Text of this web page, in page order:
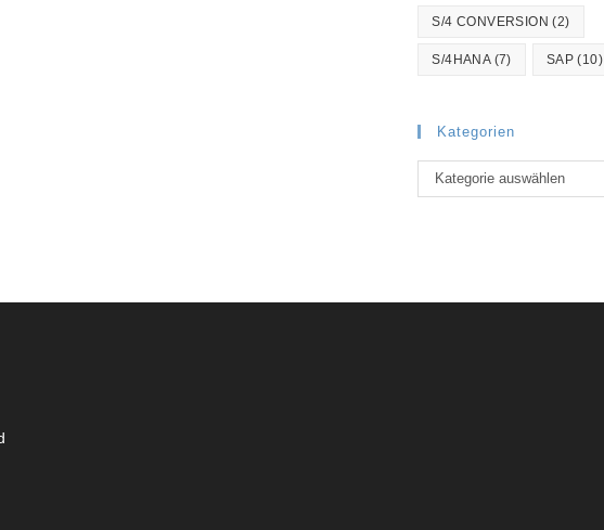
S/4 CONVERSION (2)
S/4HANA(7) SAP(10)
Kategorien
Kategorien
Kategorie auswählen